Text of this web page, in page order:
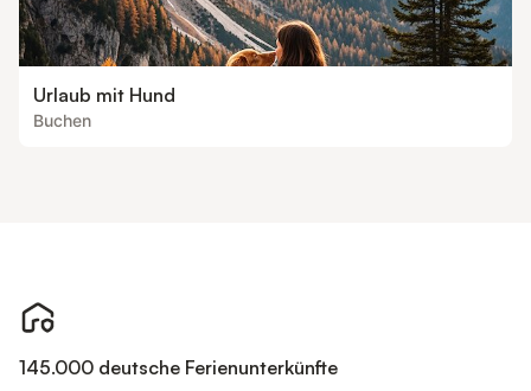
Urlaub mit Hund
Buchen
145.000 deutsche Ferienunterkünfte